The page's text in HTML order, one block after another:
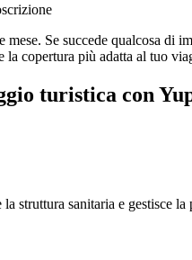
mese. Se succede qualcosa
copertura più adatta al tuo
turistica con
struttura sanitaria e gestisce